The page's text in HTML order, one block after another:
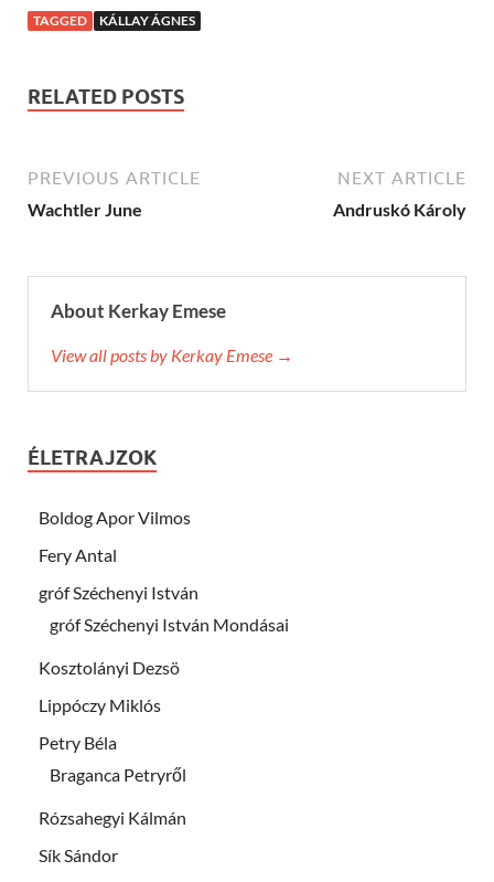
TAGGED KÁLLAY ÁGNES
RELATED POSTS
PREVIOUS ARTICLE
Wachtler June
NEXT ARTICLE
Andruskó Károly
About Kerkay Emese
View all posts by Kerkay Emese →
ÉLETRAJZOK
Boldog Apor Vilmos
Fery Antal
gróf Széchenyi István
gróf Széchenyi István Mondásai
Kosztolányi Dezsö
Lippóczy Miklós
Petry Béla
Braganca Petryről
Rózsahegyi Kálmán
Sík Sándor